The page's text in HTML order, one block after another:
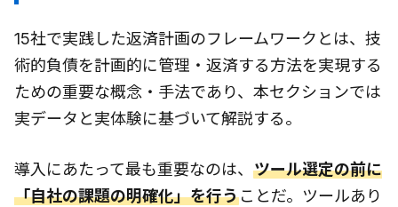
15社で実践した返済計画のフレームワークとは、技
術的負債を計画的に管理・返済する方法を実現する
ための重要な概念・手法であり、本セクションでは
実データと実体験に基づいて解説する。
導入にあたって最も重要なのは、 ツール選定の前に
「自社の課題の明確化」を行うことだ。ツールあり